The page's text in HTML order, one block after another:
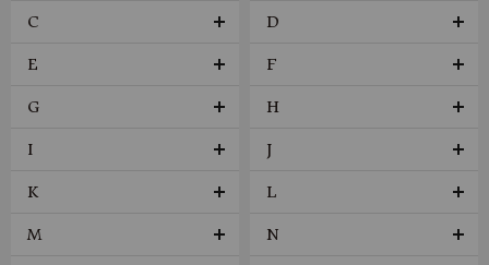
C D
E F
G H
I J
K L
M N